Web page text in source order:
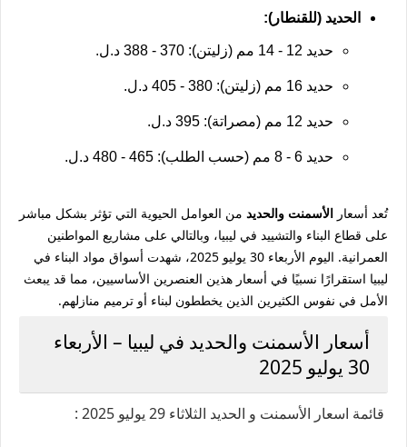
الحديد (للقنطار):
حديد 12 - 14 مم (زليتن) : 370 - 388 د.ل.
حديد 16 مم (زليتن) : 380 - 405 د.ل.
حديد 12 مم (مصراتة) : 395 د.ل.
حديد 6 - 8 مم (حسب الطلب) : 465 - 480 د.ل.
تُعد أسعار الأسمنت والحديد من العوامل الحيوية التي تؤثر بشكل مباشر
على قطاع البناء والتشييد في ليبيا، وبالتالي على مشاريع المواطنين
العمرانية. اليوم الأربعاء 30 يوليو 2025، شهدت أسواق مواد البناء في
ليبيا استقرارًا نسبيًا في أسعار هذين العنصرين الأساسيين، مما قد يبعث
الأمل في نفوس الكثيرين الذين يخططون لبناء أو ترميم منازلهم.
أسعار الأسمنت والحديد في ليبيا – الأربعاء
30 يوليو 2025
قائمة اسعار الأسمنت و الحديد الثلاثاء 29 يوليو 2025 :